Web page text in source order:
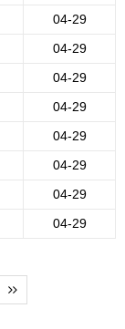
04-29
04-29
04-29
04-29
04-29
04-29
04-29
04-29